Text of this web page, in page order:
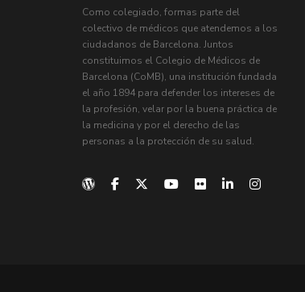
Como colegiado, formas parte del
colectivo de médicos que atendemos a los
ciudadanos de Barcelona. Juntos
constituimos el Colegio de Médicos de
Barcelona (CoMB), una institución fundada
el año 1894 para defender los intereses de
la profesión, velar por la buena práctica de
la medicina y por el derecho de las
personas a la protección de su salud.